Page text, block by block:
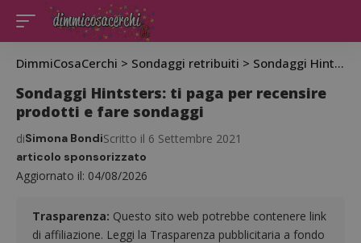
DimmiCosaCerchi > Sondaggi retribuiti > Sondaggi Hintsters: ti paga per recensire prodotti e fare sondaggi
Sondaggi Hintsters: ti paga per recensire
prodotti e fare sondaggi
Aggiornato il: 04/08/2026
diSimona BondiScritto il 6 Settembre 2021
articolo sponsorizzato
Trasparenza: Questo sito web potrebbe contenere link
di affiliazione. Leggi la Trasparenza pubblicitaria a fondo